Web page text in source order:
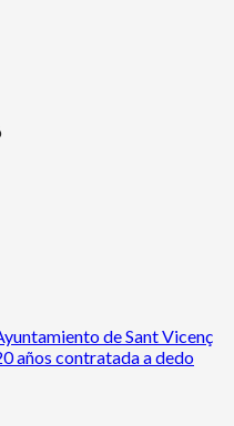
de Sant Vicenç
años contratada a dedo